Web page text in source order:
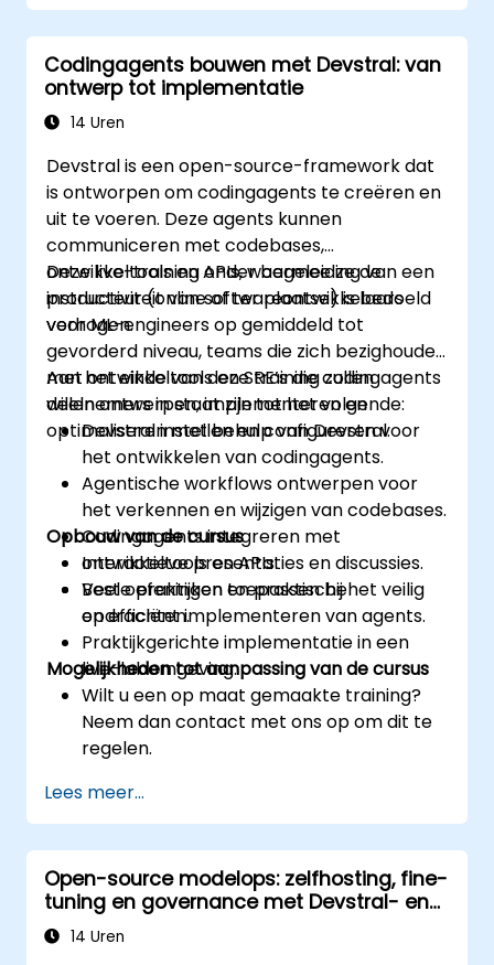
Codingagents bouwen met Devstral: van
ontwerp tot implementatie
14 Uren
Devstral is een open-source-framework dat
is ontworpen om codingagents te creëren en
uit te voeren. Deze agents kunnen
communiceren met codebases,
ontwikkeltools en APIs, waarmee ze de
productiviteit van softwareontwikkelaars
verhogen.
Deze live-training onder begeleiding van een
instructeur (online of ter plaatse) is bedoeld
voor ML-engineers op gemiddeld tot
gevorderd niveau, teams die zich bezighouden
met ontwikkeltools en SRE’s die codingagents
willen ontwerpen, implementeren en
optimaliseren met behulp van Devstral.
Aan het einde van deze training zullen
deelnemers in staat zijn tot het volgende:
Devstral instellen en configureren voor
het ontwikkelen van codingagents.
Agentische workflows ontwerpen voor
het verkennen en wijzigen van codebases.
Codingagents integreren met
ontwikkeltools en APIs.
Beste praktijken toepassen bij het veilig
en efficiënt implementeren van agents.
Opbouw van de cursus
Interactieve presentaties en discussies.
Veel oefeningen en praktische
opdrachten.
Praktijkgerichte implementatie in een
live-labomgeving.
Mogelijkheden tot aanpassing van de cursus
Wilt u een op maat gemaakte training?
Neem dan contact met ons op om dit te
regelen.
Lees meer...
Open-source modelops: zelfhosting, fine-
tuning en governance met Devstral- en
Mistral-modellen
14 Uren